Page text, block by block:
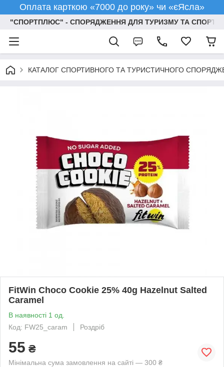
Оплата карткою «7000 до року» чи «єЯсла»
"СПОРТПЛЮС" - СПОРЯДЖЕННЯ ДЛЯ ТУРИЗМУ ТА СПОРТУ
КАТАЛОГ СПОРТИВНОГО ТА ТУРИСТИЧНОГО
FitWin Choco Cookie 25% 40g Hazelnut Salted
Caramel
В наявності 1 од.
Код: FW25_caram
Роздріб
55 ₴
Мінімальна сума замовлення на сайті — 300 ₴